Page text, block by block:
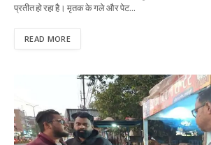
प्रतीत हो रहा है। मृतक के गले और पेट…
READ MORE